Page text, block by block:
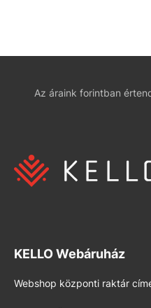
Az áraink forintban
KELLO Webáruház
Webshop központi raktár